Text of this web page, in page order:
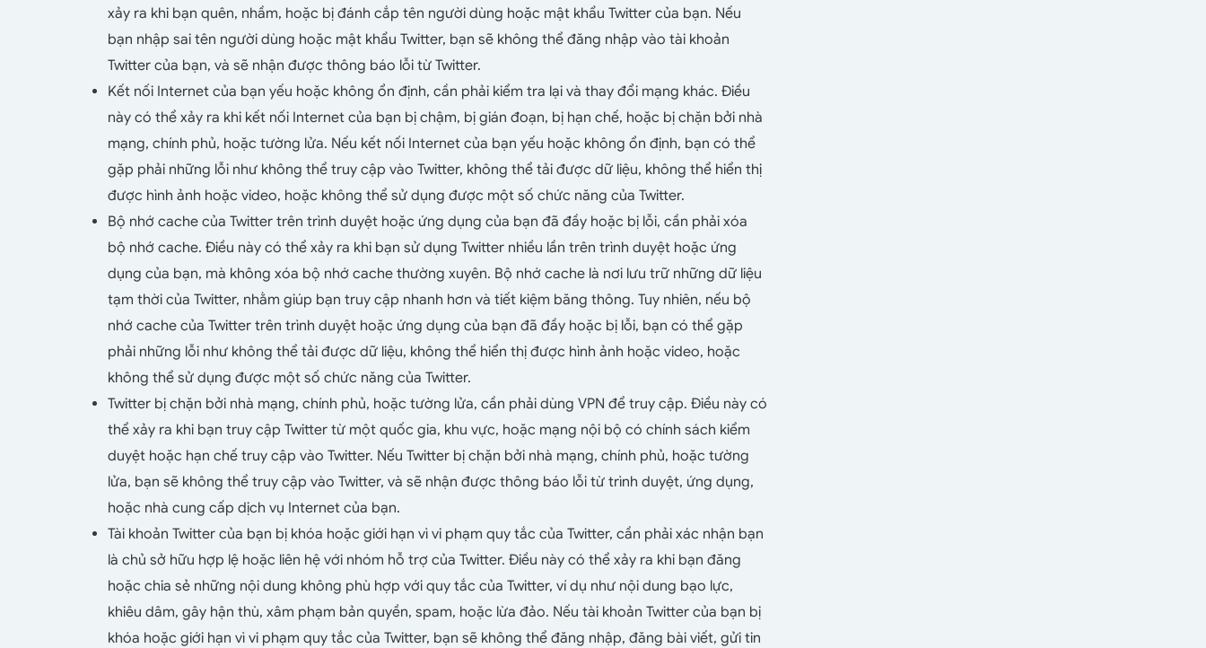
xảy ra khi bạn quên, nhầm, hoặc bị đánh cắp tên người dùng hoặc mật khẩu Twitter của bạn. Nếu
bạn nhập sai tên người dùng hoặc mật khẩu Twitter, bạn sẽ không thể đăng nhập vào tài khoản
Twitter của bạn, và sẽ nhận được thông báo lỗi từ Twitter.
Kết nối Internet của bạn yếu hoặc không ổn định, cần phải kiểm tra lại và thay đổi mạng khác. Điều
này có thể xảy ra khi kết nối Internet của bạn bị chậm, bị gián đoạn, bị hạn chế, hoặc bị chặn bởi nhà
mạng, chính phủ, hoặc tường lửa. Nếu kết nối Internet của bạn yếu hoặc không ổn định, bạn có thể
gặp phải những lỗi như không thể truy cập vào Twitter, không thể tải được dữ liệu, không thể hiển thị
được hình ảnh hoặc video, hoặc không thể sử dụng được một số chức năng của Twitter.
Bộ nhớ cache của Twitter trên trình duyệt hoặc ứng dụng của bạn đã đầy hoặc bị lỗi, cần phải xóa
bộ nhớ cache. Điều này có thể xảy ra khi bạn sử dụng Twitter nhiều lần trên trình duyệt hoặc ứng
dụng của bạn, mà không xóa bộ nhớ cache thường xuyên. Bộ nhớ cache là nơi lưu trữ những dữ liệu
tạm thời của Twitter, nhằm giúp bạn truy cập nhanh hơn và tiết kiệm băng thông. Tuy nhiên, nếu bộ
nhớ cache của Twitter trên trình duyệt hoặc ứng dụng của bạn đã đầy hoặc bị lỗi, bạn có thể gặp
phải những lỗi như không thể tải được dữ liệu, không thể hiển thị được hình ảnh hoặc video, hoặc
không thể sử dụng được một số chức năng của Twitter.
Twitter bị chặn bởi nhà mạng, chính phủ, hoặc tường lửa, cần phải dùng VPN để truy cập. Điều này có
thể xảy ra khi bạn truy cập Twitter từ một quốc gia, khu vực, hoặc mạng nội bộ có chính sách kiểm
duyệt hoặc hạn chế truy cập vào Twitter. Nếu Twitter bị chặn bởi nhà mạng, chính phủ, hoặc tường
lửa, bạn sẽ không thể truy cập vào Twitter, và sẽ nhận được thông báo lỗi từ trình duyệt, ứng dụng,
hoặc nhà cung cấp dịch vụ Internet của bạn.
Tài khoản Twitter của bạn bị khóa hoặc giới hạn vì vi phạm quy tắc của Twitter, cần phải xác nhận bạn
là chủ sở hữu hợp lệ hoặc liên hệ với nhóm hỗ trợ của Twitter. Điều này có thể xảy ra khi bạn đăng
hoặc chia sẻ những nội dung không phù hợp với quy tắc của Twitter, ví dụ như nội dung bạo lực,
khiêu dâm, gây hận thù, xâm phạm bản quyền, spam, hoặc lừa đảo. Nếu tài khoản Twitter của bạn bị
khóa hoặc giới hạn vì vi phạm quy tắc của Twitter, bạn sẽ không thể đăng nhập, đăng bài viết, gửi tin